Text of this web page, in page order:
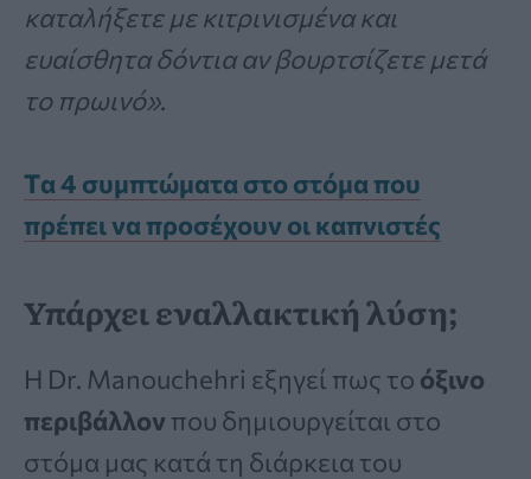
καταλήξετε με κιτρινισμένα και
ευαίσθητα δόντια αν βουρτσίζετε μετά
το πρωινό».
Tα 4 συμπτώματα στο στόμα που
πρέπει να προσέχουν οι καπνιστές
Υπάρχει εναλλακτική λύση;
Η Dr. Manouchehri εξηγεί πως το όξινο
περιβάλλον που δημιουργείται στο
στόμα μας κατά τη διάρκεια του